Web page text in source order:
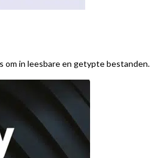
om in leesbare en getypte bestanden.